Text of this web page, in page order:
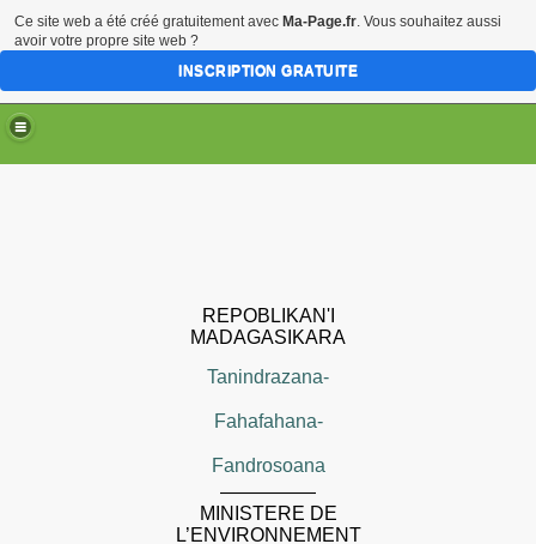
REPOBLIKAN'I
MADAGASIKARA
Tanindrazana-
Fahafahana-
Fandrosoana
—————
MINISTERE DE
L’ENVIRONNEMENT
Ce site web a été créé gratuitement avec Ma-Page.fr. Vous souhaitez aussi
avoir votre propre site web ?
INSCRIPTION GRATUITE